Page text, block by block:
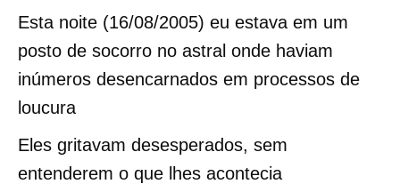
Esta noite (16/08/2005) eu estava em um
posto de socorro no astral onde haviam
inúmeros desencarnados em processos de
loucura
Eles gritavam desesperados, sem
entenderem o que lhes acontecia